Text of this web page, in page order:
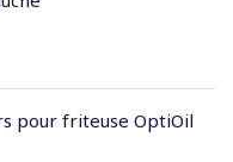
pour friteuse OptiOil